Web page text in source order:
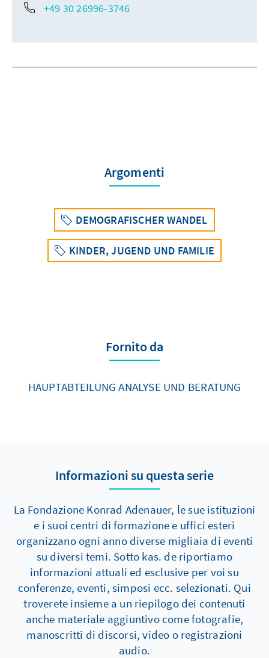
+49 30 26996-3746
Argomenti
DEMOGRAFISCHER WANDEL
KINDER, JUGEND UND FAMILIE
Fornito da
HAUPTABTEILUNG ANALYSE UND BERATUNG
Informazioni su questa serie
La Fondazione Konrad Adenauer, le sue istituzioni
e i suoi centri di formazione e uffici esteri
organizzano ogni anno diverse migliaia di eventi
su diversi temi. Sotto kas. de riportiamo
informazioni attuali ed esclusive per voi su
conferenze, eventi, simposi ecc. selezionati. Qui
troverete insieme a un riepilogo dei contenuti
anche materiale aggiuntivo come fotografie,
manoscritti di discorsi, video o registrazioni
audio.